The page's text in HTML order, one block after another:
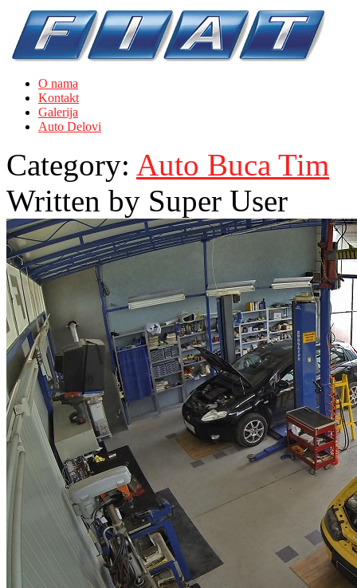
O nama
Kontakt
Galerija
Auto Delovi
Category: Auto Buca Tim
Written by Super User